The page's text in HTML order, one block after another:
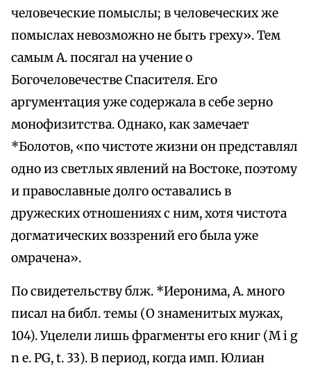
человеческие помыслы; в человеческих же
помыслах невозможно не быть греху». Тем
самым А. посягал на учение о
Богочеловечестве Спасителя. Его
аргументация уже содержала в себе зерно
монофизитства. Однако, как замечает
*Болотов, «по чистоте жизни он представлял
одно из светлых явлений на Востоке, поэтому
и православные долго оставались в
дружеских отношениях с ним, хотя чистота
догматических воззрений его была уже
омрачена».
По свидетельству блж. *Иеронима, А. много
писал на библ. темы (О знаменитых мужах,
104). Уцелели лишь фрагменты его книг (M i g
n e. PG, t. 33). В период, когда имп. Юлиан